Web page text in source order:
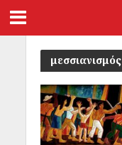
μεσσιανισμός